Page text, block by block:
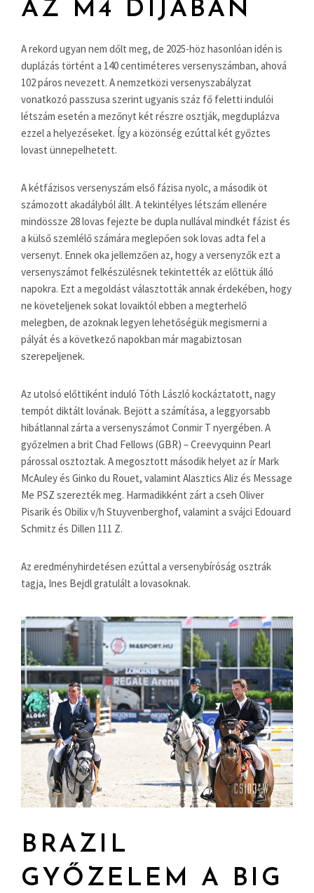
AZ M4 DÍJÁBAN
A rekord ugyan nem dőlt meg, de 2025-höz hasonlóan idén is
duplázás történt a 140 centiméteres versenyszámban, ahová
102 páros nevezett. A nemzetközi versenyszabályzat
vonatkozó passzusa szerint ugyanis száz fő feletti indulói
létszám esetén a mezőnyt két részre osztják, megduplázva
ezzel a helyezéseket. Így a közönség ezúttal két győztes
lovast ünnepelhetett.
A kétfázisos versenyszám első fázisa nyolc, a második öt
számozott akadályból állt. A tekintélyes létszám ellenére
mindössze 28 lovas fejezte be dupla nullával mindkét fázist és
a külső szemlélő számára meglepően sok lovas adta fel a
versenyt. Ennek oka jellemzően az, hogy a versenyzők ezt a
versenyszámot felkészülésnek tekintették az előttük álló
napokra. Ezt a megoldást választották annak érdekében, hogy
ne követeljenek sokat lovaiktól ebben a megterhelő
melegben, de azoknak legyen lehetőségük megismerni a
pályát és a következő napokban már magabiztosan
szerepeljenek.
Az utolsó előttiként induló Tóth László kockáztatott, nagy
tempót diktált lovának. Bejött a számítása, a leggyorsabb
hibátlannal zárta a versenyszámot Conmir T nyergében. A
győzelmen a brit Chad Fellows (GBR) – Creevyquinn Pearl
párossal osztoztak. A megosztott második helyet az ír Mark
McAuley és Ginko du Rouet, valamint Alasztics Aliz és Message
Me PSZ szerezték meg. Harmadikként zárt a cseh Oliver
Pisarik és Obilix v/h Stuyvenberghof, valamint a svájci Edouard
Schmitz és Dillen 111 Z.
Az eredményhirdetésen ezúttal a versenybíróság osztrák
tagja, Ines Bejdl gratulált a lovasoknak.
BRAZIL
GYŐZELEM A BIG